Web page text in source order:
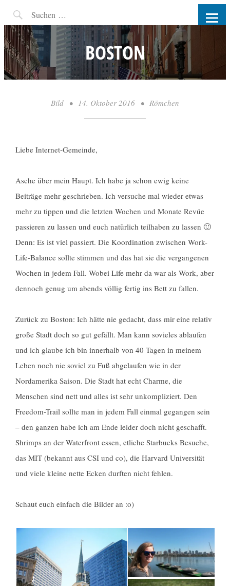
RW-PHOTOGRAPHY |
FOTOGRAFIN COTTBUS UND
UMGEBUNGBOSTON
Bild • 14. Oktober 2016 • Römchen
Liebe Internet-Gemeinde,
Asche über mein Haupt. Ich habe ja schon ewig keine
Beiträge mehr geschrieben. Ich versuche mal wieder etwas
mehr zu tippen und die letzten Wochen und Monate Revúe
passieren zu lassen und euch natürlich teilhaben zu lassen 🙂
Denn: Es ist viel passiert. Die Koordination zwischen Work-
Life-Balance sollte stimmen und das hat sie die vergangenen
Wochen in jedem Fall. Wobei Life mehr da war als Work, aber
dennoch genug um abends völlig fertig ins Bett zu fallen.
Zurück zu Boston: Ich hätte nie gedacht, dass mir eine relativ
große Stadt doch so gut gefällt. Man kann sovieles ablaufen
und ich glaube ich bin innerhalb von 40 Tagen in meinem
Leben noch nie soviel zu Fuß abgelaufen wie in der
Nordamerika Saison. Die Stadt hat echt Charme, die
Menschen sind nett und alles ist sehr unkompliziert. Den
Freedom-Trail sollte man in jedem Fall einmal gegangen sein
– den ganzen habe ich am Ende leider doch nicht geschafft.
Shrimps an der Waterfront essen, etliche Starbucks Besuche,
das MIT (bekannt aus CSI und co), die Harvard Universität
und viele kleine nette Ecken durften nicht fehlen.
Schaut euch einfach die Bilder an :o)